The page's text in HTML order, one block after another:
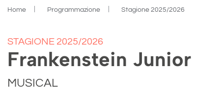
Home Programmazione Stagione 2025/2026
STAGIONE 2025/2026
Frankenstein Junior
MUSICAL